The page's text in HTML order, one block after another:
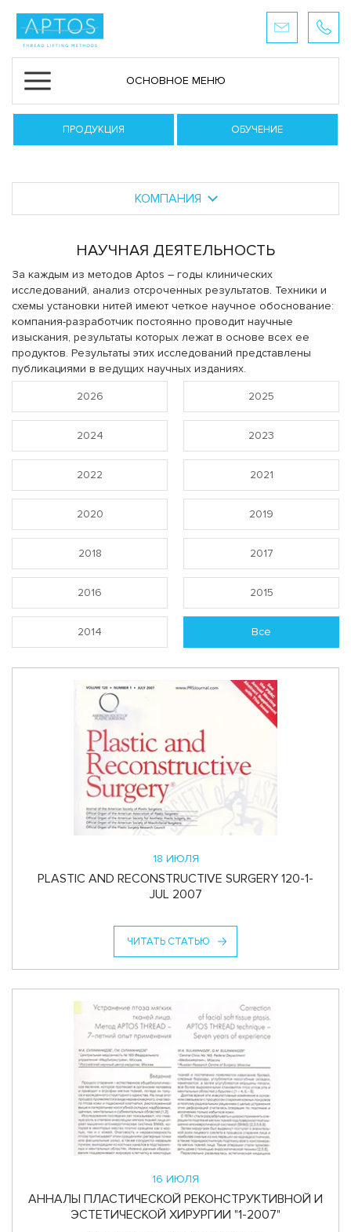
ОСНОВНОЕ МЕНЮ
ПРОДУКЦИЯ ОБУЧЕНИЕ
КОМПАНИЯ
НАУЧНАЯ ДЕЯТЕЛЬНОСТЬ
За каждым из методов Aptos – годы клинических
исследований, анализ отсроченных результатов. Техники и
схемы установки нитей имеют четкое научное обоснование:
компания-разработчик постоянно проводит научные
изыскания, результаты которых лежат в основе всех ее
продуктов. Результаты этих исследований представлены
публикациями в ведущих научных изданиях.
2026 2025
2024 2023
2022 2021
2020 2019
2018 2017
2016 2015
2014 Все
18 ИЮЛЯ
PLASTIC AND RECONSTRUCTIVE SURGERY 120-1-
JUL 2007
ЧИТАТЬ СТАТЬЮ
16 ИЮЛЯ
АННАЛЫ ПЛАСТИЧЕСКОЙ РЕКОНСТРУКТИВНОЙ И
ЭСТЕТИЧЕСКОЙ ХИРУРГИИ "1-2007"